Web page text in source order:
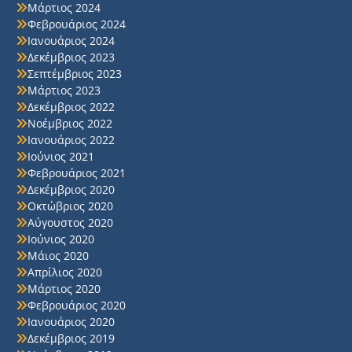
Μάρτιος 2024
Φεβρουάριος 2024
Ιανουάριος 2024
Δεκέμβριος 2023
Σεπτέμβριος 2023
Μάρτιος 2023
Δεκέμβριος 2022
Νοέμβριος 2022
Ιανουάριος 2022
Ιούνιος 2021
Φεβρουάριος 2021
Δεκέμβριος 2020
Οκτώβριος 2020
Αύγουστος 2020
Ιούνιος 2020
Μάιος 2020
Απρίλιος 2020
Μάρτιος 2020
Φεβρουάριος 2020
Ιανουάριος 2020
Δεκέμβριος 2019